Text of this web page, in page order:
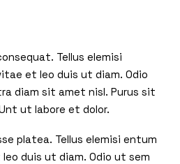
Tellus elemisi
et leo duis ut diam. Odio
diam sit amet nisl. Purus sit
ut labore et dolor.
platea. Tellus elemisi entum
duis ut diam. Odio ut sem